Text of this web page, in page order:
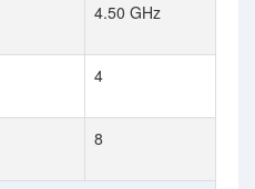
4.50 GHz
4
8